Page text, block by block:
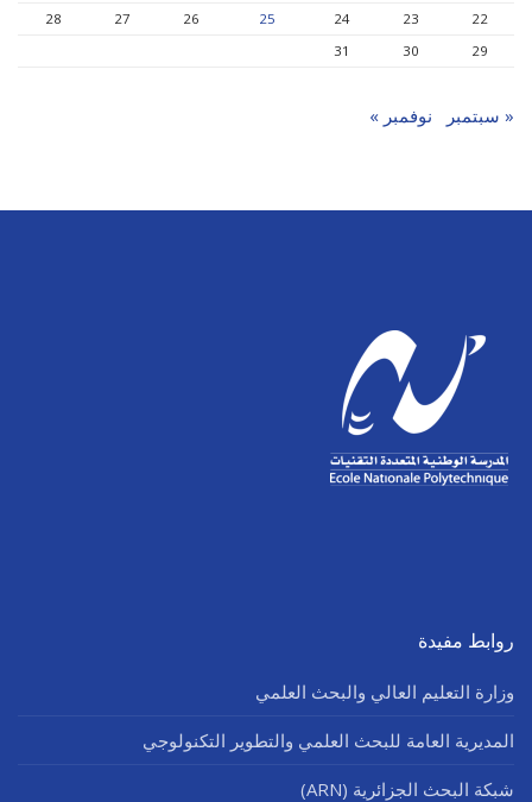
22
23
24
25
26
27
28
29
30
31
« سبتمبر نوفمبر »
روابط مفيدة
وزارة التعليم العالي والبحث العلمي
المديرية العامة للبحث العلمي والتطوير التكنولوجي
شبكة البحث الجزائرية (ARN)